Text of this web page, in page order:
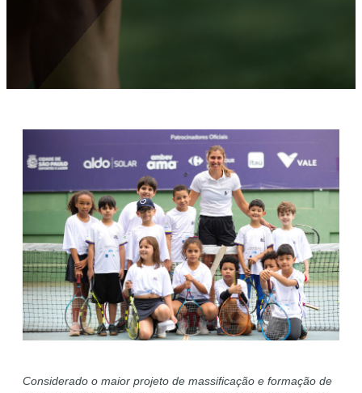
Considerado o maior projeto de massificação e formação de